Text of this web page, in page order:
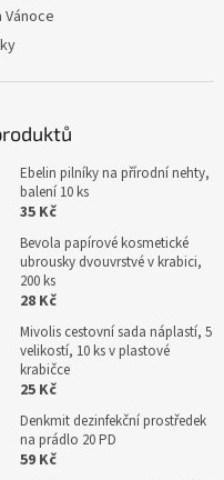
Vánoce
Ebelin pilníky na přírodní nehty,
balení 10 ks
35 Kč
Bevola papírové kosmetické
ubrousky dvouvrstvé v krabici,
200 ks
28 Kč
Mivolis cestovní sada náplastí, 5
velikostí, 10 ks v plastové
krabičce
25 Kč
Denkmit dezinfekční prostředek
na prádlo 20 PD
59 Kč